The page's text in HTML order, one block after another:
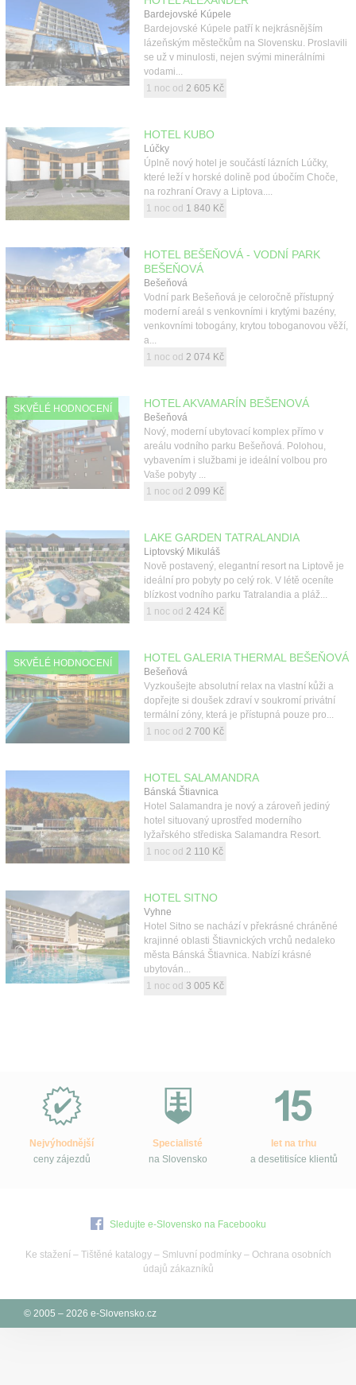
Bardejovské Kúpele
Bardejovské Kúpele patří k nejkrásnějším
lázeňským městečkům na Slovensku. Proslavili
se už v minulosti, nejen svými minerálními
vodami...
1 noc od 2 605 Kč
HOTEL KUBO
Lúčky
Úplně nový hotel je součástí lázních Lúčky,
které leží v horské dolině pod úbočím Choče,
na rozhraní Oravy a Liptova....
1 noc od 1 840 Kč
HOTEL BEŠEŇOVÁ - VODNÍ PARK
BEŠEŇOVÁ
Bešeňová
Vodní park Bešeňová je celoročně přístupný
moderní areál s venkovními i krytými bazény,
venkovními tobogány, krytou toboganovou věží,
a...
1 noc od 2 074 Kč
SKVĚLÉ HODNOCENÍ HOTEL AKVAMARÍN BEŠENOVÁ
Bešeňová
Nový, moderní ubytovací komplex přímo v
areálu vodního parku Bešeňová. Polohou,
vybavením i službami je ideální volbou pro
Vaše pobyty ...
1 noc od 2 099 Kč
LAKE GARDEN TATRALANDIA
Liptovský Mikuláš
Nově postavený, elegantní resort na Liptově je
ideální pro pobyty po celý rok. V létě oceníte
blízkost vodního parku Tatralandia a pláž...
1 noc od 2 424 Kč
SKVĚLÉ HODNOCENÍ HOTEL GALERIA THERMAL BEŠEŇOVÁ
Bešeňová
Vyzkoušejte absolutní relax na vlastní kůži a
dopřejte si doušek zdraví v soukromí privátní
termální zóny, která je přístupná pouze pro...
1 noc od 2 700 Kč
HOTEL SALAMANDRA
Bánská Štiavnica
Hotel Salamandra je nový a zároveň jediný
hotel situovaný uprostřed moderního
lyžařského střediska Salamandra Resort.
1 noc od 2 110 Kč
HOTEL SITNO
Vyhne
Hotel Sitno se nachází v překrásné chráněné
krajinné oblasti Štiavnických vrchů nedaleko
města Bánská Štiavnica. Nabízí krásné
ubytován...
1 noc od 3 005 Kč
Slovensko.cz?
Nejvýhodnější
ceny zájezdů
Specialisté
na Slovensko
let na trhu
a desetitisíce klientů
Sledujte e-Slovensko na Facebooku
Ke stažení– Tištěné katalogy– Smluvní podmínky– Ochrana osobních
údajů zákazníků
© 2005 – 2026 e-Slovensko.cz